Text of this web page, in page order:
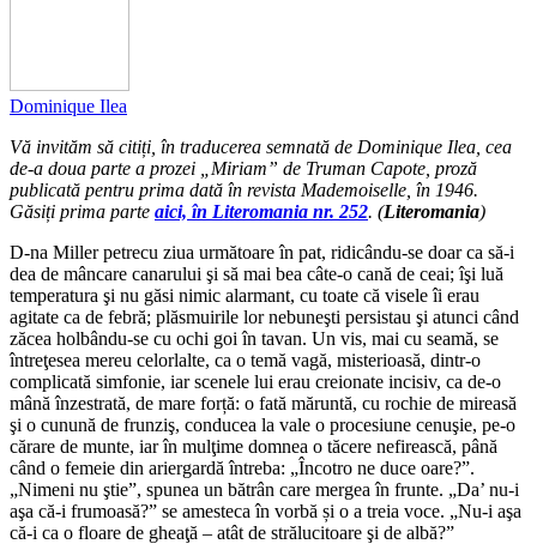
Dominique Ilea
Vă invităm să citiți, în traducerea semnată de Dominique Ilea, cea
de-a doua parte a prozei „Miriam” de Truman Capote, proză
publicată pentru prima dată în revista Mademoiselle, în 1946.
Găsiți prima parte aici, în Literomania nr. 252. (Literomania)
D-na Miller petrecu ziua următoare în pat, ridicându-se doar ca să-i
dea de mâncare canarului şi să mai bea câte-o cană de ceai; îşi luă
temperatura şi nu găsi nimic alarmant, cu toate că visele îi erau
agitate ca de febră; plăsmuirile lor nebuneşti persistau şi atunci când
zăcea holbându-se cu ochi goi în tavan. Un vis, mai cu seamă, se
întreţesea mereu celorlalte, ca o temă vagă, misterioasă, dintr-o
complicată simfonie, iar scenele lui erau creionate incisiv, ca de-o
mână înzestrată, de mare forță: o fată măruntă, cu rochie de mireasă
şi o cunună de frunziş, conducea la vale o procesiune cenuşie, pe-o
cărare de munte, iar în mulţime domnea o tăcere nefirească, până
când o femeie din ariergardă întreba: „Încotro ne duce oare?”.
„Nimeni nu ştie”, spunea un bătrân care mergea în frunte. „Da’ nu-i
aşa că-i frumoasă?” se amesteca în vorbă și o a treia voce. „Nu-i aşa
că-i ca o floare de gheaţă – atât de strălucitoare şi de albă?”